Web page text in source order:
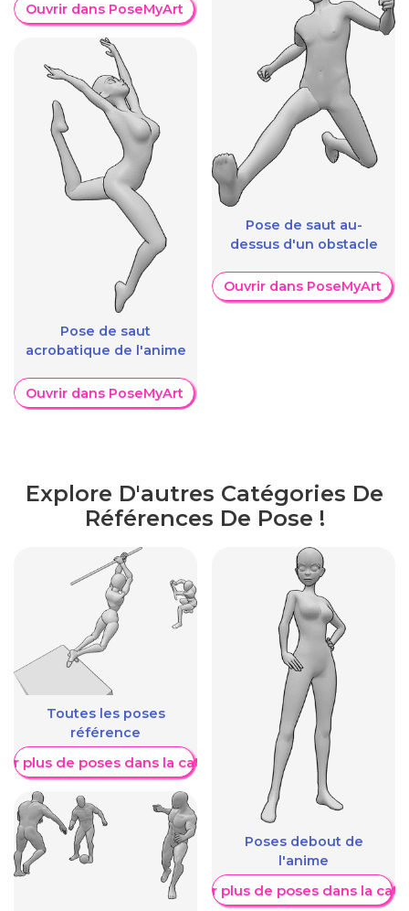
Ouvrir dans PoseMyArt
Pose de saut
acrobatique de l'anime
Ouvrir dans PoseMyArt
Pose de saut au-
dessus d'un obstacle
Ouvrir dans PoseMyArt
Explore D'autres Catégories De
Références De Pose !
Toutes les poses
référence
plus de poses dans la catégorie
Poses debout de
l'anime
Afficher plus de poses dans la